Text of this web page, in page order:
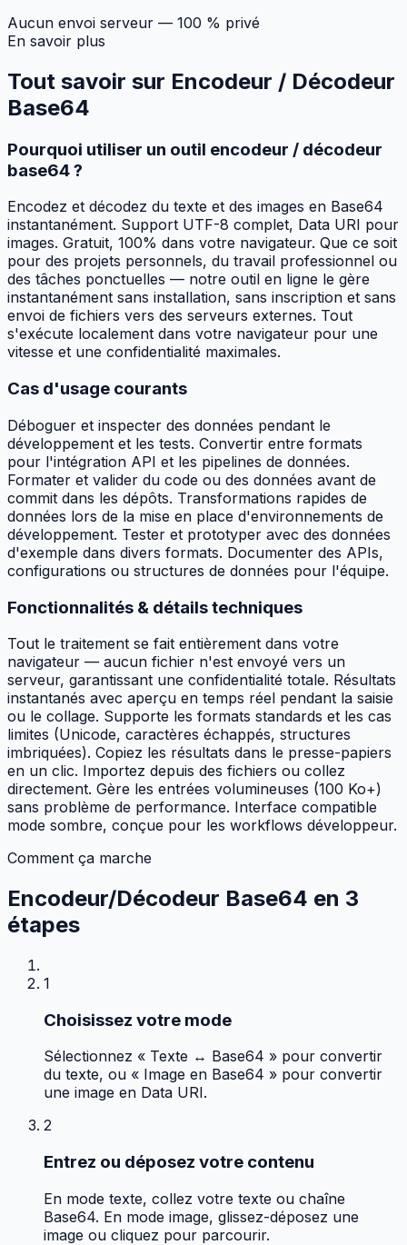
Aucun envoi serveur — 100 % privé
En savoir plus
Tout savoir sur Encodeur / Décodeur
Base64
Pourquoi utiliser un outil encodeur / décodeur
base64 ?
Encodez et décodez du texte et des images en Base64
instantanément. Support UTF-8 complet, Data URI pour
images. Gratuit, 100% dans votre navigateur. Que ce soit
pour des projets personnels, du travail professionnel ou
des tâches ponctuelles — notre outil en ligne le gère
instantanément sans installation, sans inscription et sans
envoi de fichiers vers des serveurs externes. Tout
s'exécute localement dans votre navigateur pour une
vitesse et une confidentialité maximales.
Cas d'usage courants
Déboguer et inspecter des données pendant le
développement et les tests. Convertir entre formats
pour l'intégration API et les pipelines de données.
Formater et valider du code ou des données avant de
commit dans les dépôts. Transformations rapides de
données lors de la mise en place d'environnements de
développement. Tester et prototyper avec des données
d'exemple dans divers formats. Documenter des APIs,
configurations ou structures de données pour l'équipe.
Fonctionnalités & détails techniques
Tout le traitement se fait entièrement dans votre
navigateur — aucun fichier n'est envoyé vers un
serveur, garantissant une confidentialité totale. Résultats
instantanés avec aperçu en temps réel pendant la saisie
ou le collage. Supporte les formats standards et les cas
limites (Unicode, caractères échappés, structures
imbriquées). Copiez les résultats dans le presse-papiers
en un clic. Importez depuis des fichiers ou collez
directement. Gère les entrées volumineuses (100 Ko+)
sans problème de performance. Interface compatible
mode sombre, conçue pour les workflows développeur.
Comment ça marche
Encodeur/Décodeur Base64 en 3
étapes
1
Choisissez votre mode
Sélectionnez « Texte ↔ Base64 » pour convertir
du texte, ou « Image en Base64 » pour convertir
une image en Data URI.
2
Entrez ou déposez votre contenu
En mode texte, collez votre texte ou chaîne
Base64. En mode image, glissez-déposez une
image ou cliquez pour parcourir.